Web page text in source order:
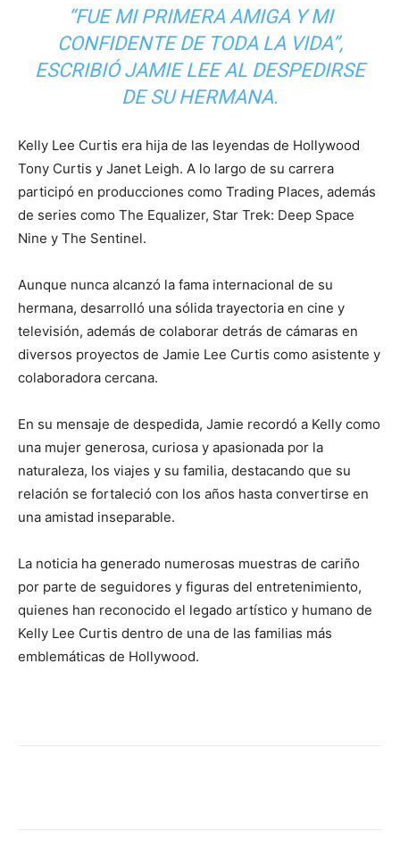
“FUE MI PRIMERA AMIGA Y MI
CONFIDENTE DE TODA LA VIDA”,
ESCRIBIÓ JAMIE LEE AL DESPEDIRSE
DE SU HERMANA.
Kelly Lee Curtis era hija de las leyendas de Hollywood
Tony Curtis y Janet Leigh. A lo largo de su carrera
participó en producciones como Trading Places, además
de series como The Equalizer, Star Trek: Deep Space
Nine y The Sentinel.
Aunque nunca alcanzó la fama internacional de su
hermana, desarrolló una sólida trayectoria en cine y
televisión, además de colaborar detrás de cámaras en
diversos proyectos de Jamie Lee Curtis como asistente y
colaboradora cercana.
En su mensaje de despedida, Jamie recordó a Kelly como
una mujer generosa, curiosa y apasionada por la
naturaleza, los viajes y su familia, destacando que su
relación se fortaleció con los años hasta convertirse en
una amistad inseparable.
La noticia ha generado numerosas muestras de cariño
por parte de seguidores y figuras del entretenimiento,
quienes han reconocido el legado artístico y humano de
Kelly Lee Curtis dentro de una de las familias más
emblemáticas de Hollywood.